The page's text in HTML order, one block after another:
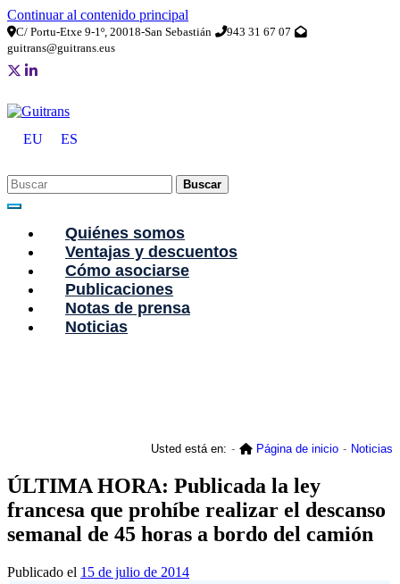
Continuar al contenido principal
C/ Portu-Etxe 9-1º, 20018-San Sebastián
943 31 67 07
guitrans@guitrans.eus
EU ES
Buscar
Quiénes somos
Ventajas y descuentos
Cómo asociarse
Publicaciones
Notas de prensa
Noticias
Usted está en: Página de inicio Noticias
ÚLTIMA HORA: Publicada la ley
francesa que prohíbe realizar el descanso
semanal de 45 horas a bordo del camión
Publicado el 15 de julio de 2014